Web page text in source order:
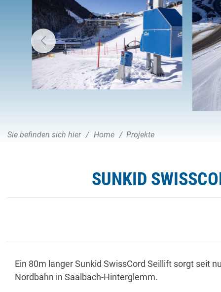
Sie befinden sich hier Home Projekte
SUNKID
Ein 80m langer Sunkid SwissCord Seillift sorgt seit
Nordbahn in Saalbach-Hinterglemm.